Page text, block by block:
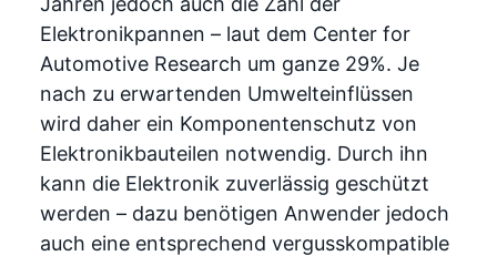
Elektronikpannen – laut dem Center for
Automotive Research um ganze 29%. Je
nach zu erwartenden Umwelteinflüssen
wird daher ein Komponentenschutz von
Elektronikbauteilen notwendig. Durch ihn
kann die Elektronik zuverlässig geschützt
werden – dazu benötigen Anwender jedoch
auch eine entsprechend vergusskompatible